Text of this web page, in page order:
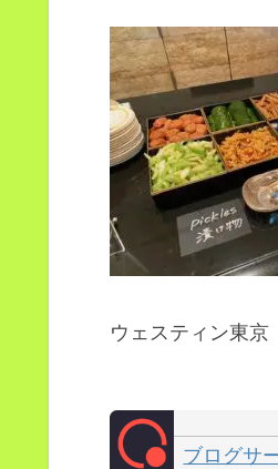
ウェスティン東
ブログサ